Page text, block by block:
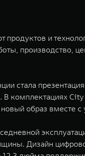
продуктов и
производство,
стала
комплектациях
образ
Дизайн